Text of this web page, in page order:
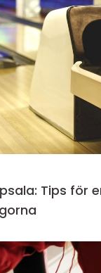
Tips för